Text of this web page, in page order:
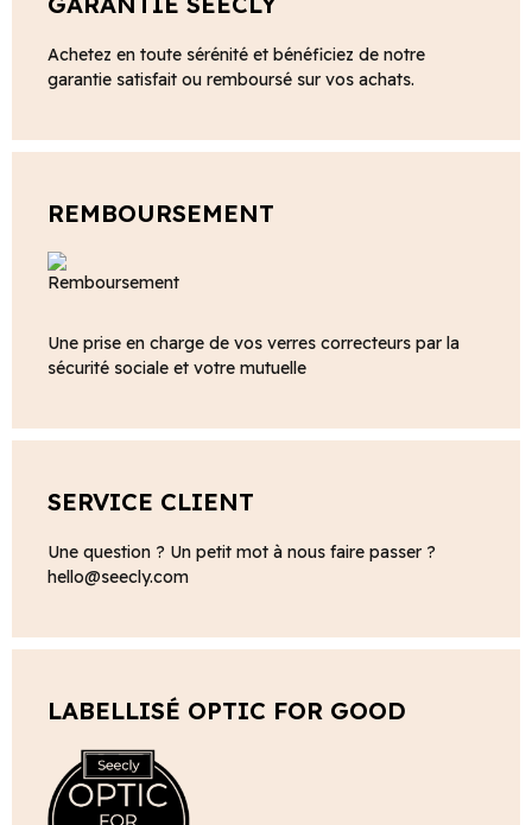
Achetez en toute sérénité et bénéficiez de notre
garantie satisfait ou remboursé sur vos achats.
REMBOURSEMENT
Une prise en charge de vos verres correcteurs par la
sécurité sociale et votre mutuelle
SERVICE CLIENT
Une question ? Un petit mot à nous faire passer ?
hello@seecly.com
LABELLISÉ OPTIC FOR GOOD